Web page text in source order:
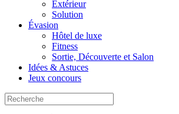
Extérieur
Solution
Évasion
Hôtel de luxe
Fitness
Sortie, Découverte et Salon
Idées & Astuces
Jeux concours